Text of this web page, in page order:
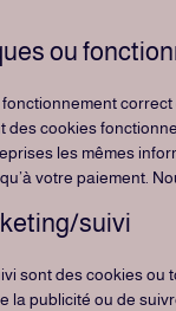
ou
des cookies
les mêmes
votre paiement.
suivi
sont des cookies
la publicité ou de